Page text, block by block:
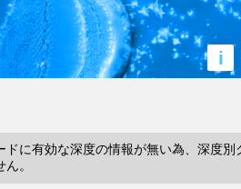
i
ドに有効な深度の情報が無い為、深度別
。